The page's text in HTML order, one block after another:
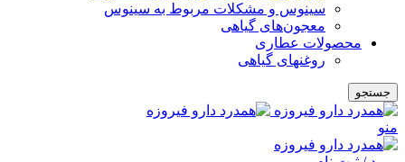
سینوس و مشکلات مربوط به سینوس
معجون‌های گیاهی
محصولات عطاری
روغنهای گیاهی
جستجو
منو